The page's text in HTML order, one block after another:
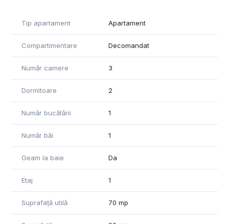
Tip apartament Apartament
Compartimentare Decomandat
Număr camere 3
Dormitoare 2
Număr bucătării 1
Număr băi 1
Geam la baie Da
Etaj 1
Suprafață utilă 70 mp